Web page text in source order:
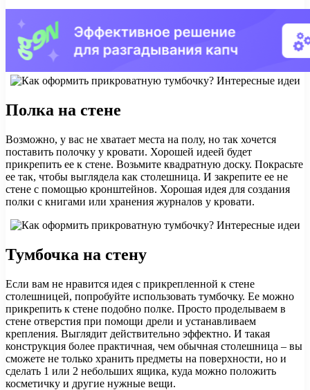
Полка на стене
Возможно, у вас не хватает места на полу, но так хочется
поставить полочку у кровати. Хорошей идеей будет
прикрепить ее к стене. Возьмите квадратную доску. Покрасьте
ее так, чтобы выглядела как столешница. И закрепите ее не
стене с помощью кронштейнов. Хорошая идея для создания
полки с книгами или хранения журналов у кровати.
Тумбочка на стену
Если вам не нравится идея с прикрепленной к стене
столешницей, попробуйте использовать тумбочку. Ее можно
прикрепить к стене подобно полке. Просто проделываем в
стене отверстия при помощи дрели и устанавливаем
крепления. Выглядит действительно эффектно. И такая
конструкция более практичная, чем обычная столешница – вы
сможете не только хранить предметы на поверхности, но и
сделать 1 или 2 небольших ящика, куда можно положить
косметичку и другие нужные вещи.